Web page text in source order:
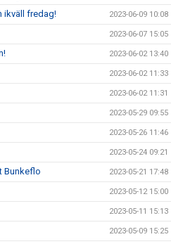
ikväll fredag! 2023-06-09 10:08
2023-06-07 15:05
2023-06-02 13:40
2023-06-02 11:33
2023-06-02 11:31
2023-05-29 09:55
2023-05-26 11:46
2023-05-24 09:21
Bunkeflo 2023-05-21 17:48
2023-05-12 15:00
2023-05-11 15:13
2023-05-09 15:25